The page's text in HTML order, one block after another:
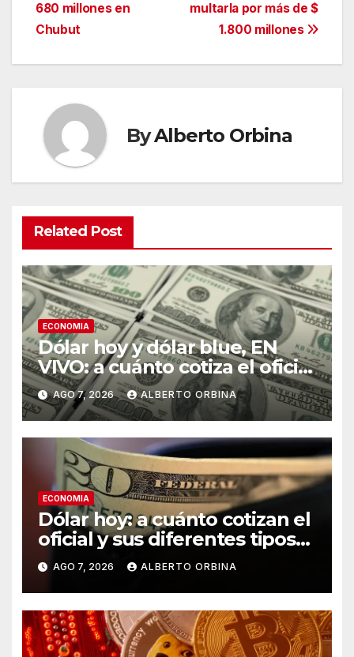
multarla por más de $
1.800 millones
680 millones en
Chubut
ByAlberto Orbina
Related Post
ECONOMIA
Dólar hoy y dólar blue, EN
VIVO: a cuánto cotiza el oficial
y cuál es el precio del paralelo
este viernes 7 de agosto,
minuto a minuto
AGO 7, 2026 ALBERTO ORBINA
ECONOMIA
Dólar hoy: a cuánto cotizan el
oficial y sus diferentes tipos
de cambio este viernes 07 de
agosto
AGO 7, 2026 ALBERTO ORBINA